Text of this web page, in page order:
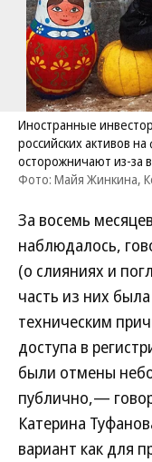
Иностранные
российских активов
осторожничают из-за
Фото: Майя Жинкина,
За восемь
наблюдалось,
(о слияниях и
часть из них
техническим
доступа в
были отмены
публично,—
Катерина
вариант как для